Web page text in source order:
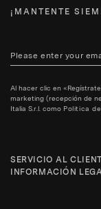
¡MANTENTE
Al hacer clic en
marketing (recepción de
Italia S.r.l. como Politica
SERVICIO AL
INFORMACIÓN